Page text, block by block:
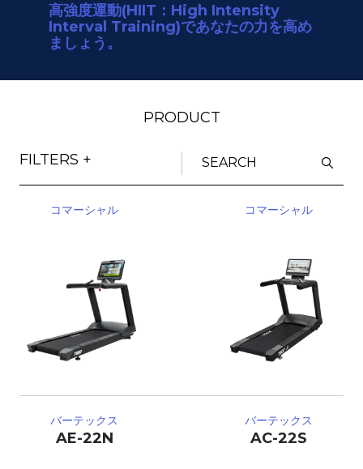
高強度運動(HIIT：High Intensity
Interval Training)であなたの力を高め
ましょう。
PRODUCT
FILTERS +
コマーシャル コマーシャル
バーテックス
AE-22N
バーテックス
AC-22S